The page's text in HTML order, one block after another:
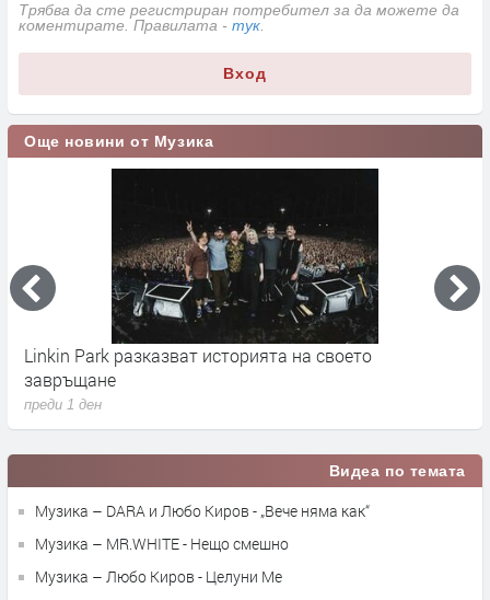
Трябва да сте регистриран потребител за да можете да
коментирате. Правилата - тук.
Вход
Още новини от Музика
Linkin Park разказват историята на своето
завръщане
преди 1 ден
Видеа по темата
Музика – DARA и Любо Киров - „Вече няма как“
Музика – MR.WHITE - Нещо смешно
Музика – Любо Киров - Целуни Ме